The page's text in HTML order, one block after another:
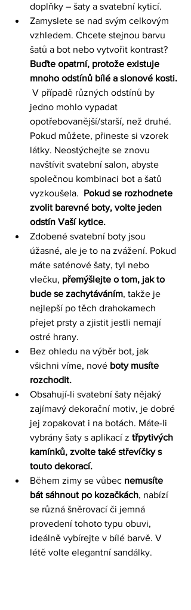
doplňky – šaty a svatební kyticí.
Zamyslete se nad svým celkovým
vzhledem. Chcete stejnou barvu
šatů a bot nebo vytvořit kontrast?
Buďte opatrní, protože existuje
mnoho odstínů bílé a slonové kosti.
V případě různých odstínů by
jedno mohlo vypadat
opotřebovanější/starší, než druhé.
Pokud můžete, přineste si vzorek
látky. Neostýchejte se znovu
navštívit svatební salon, abyste
společnou kombinaci bot a šatů
vyzkoušela. Pokud se rozhodnete
zvolit barevné boty, volte jeden
odstín Vaší kytice.
Zdobené svatební boty jsou
úžasné, ale je to na zvážení. Pokud
máte saténové šaty, tyl nebo
vlečku, přemýšlejte o tom, jak to
bude se zachytáváním, takže je
nejlepší po těch drahokamech
přejet prsty a zjistit jestli nemají
ostré hrany.
Bez ohledu na výběr bot, jak
všichni víme, nové boty musíte
rozchodit.
Obsahují-li svatební šaty nějaký
zajímavý dekorační motiv, je dobré
jej zopakovat i na botách. Máte-li
vybrány šaty s aplikací z třpytivých
kamínků, zvolte také střevíčky s
touto dekorací.
Během zimy se vůbec nemusíte
bát sáhnout po kozačkách, nabízí
se různá šněrovací či jemná
provedení tohoto typu obuvi,
ideálně vybírejte v bílé barvě. V
létě volte elegantní sandálky.